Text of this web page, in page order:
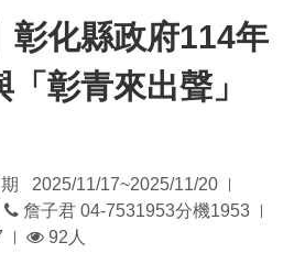
彰化縣政府114年
彰青來出聲」
2025/11/17~2025/11/20 |
發
佈
詹子君 04-7531953分機1953 |
|
瀏
92人